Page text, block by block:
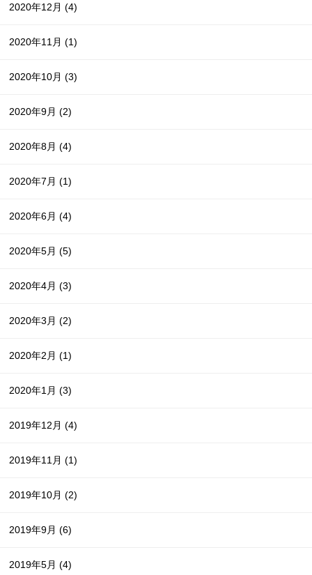
2020年12月(4)
2020年11月(1)
2020年10月(3)
2020年9月(2)
2020年8月(4)
2020年7月(1)
2020年6月(4)
2020年5月(5)
2020年4月(3)
2020年3月(2)
2020年2月(1)
2020年1月(3)
2019年12月(4)
2019年11月(1)
2019年10月(2)
2019年9月(6)
2019年5月(4)